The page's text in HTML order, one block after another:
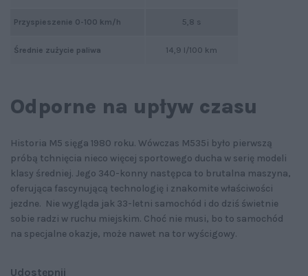
5,8 s
14,9 l/100 km
Przyspieszenie 0-100 km/h
Średnie zużycie paliwa
Odporne na upływ czasu
Historia M5 sięga 1980 roku. Wówczas M535i było pierwszą
próbą tchnięcia nieco więcej sportowego ducha w serię modeli
klasy średniej. Jego 340-konny następca to brutalna maszyna,
oferująca fascynującą technologię i znakomite właściwości
jezdne. Nie wygląda jak 33-letni samochód i do dziś świetnie
sobie radzi w ruchu miejskim. Choć nie musi, bo to samochód
na specjalne okazje, może nawet na tor wyścigowy.
Udostępnij